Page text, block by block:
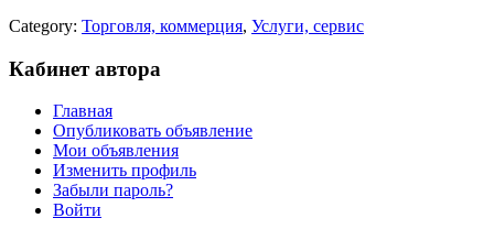
Category: Торговля, коммерция, Услуги, сервис
Кабинет автора
Главная
Опубликовать объявление
Мои объявления
Изменить профиль
Забыли пароль?
Войти